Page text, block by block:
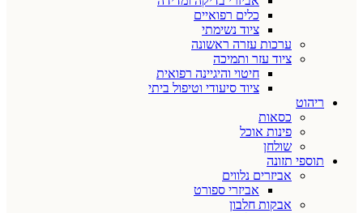
כלים רפואיים
ציוד נשימתי
ערכות עזרה ראשונה
ציוד עזר ותמיכה
חיטוי והיגיינה רפואית
ציוד סיעודי וטיפול ביתי
ריהוט
כסאות
פינות אוכל
שולחן
תוספי תזונה
אביזרים נלווים
אביזרי ספורט
אבקות חלבון